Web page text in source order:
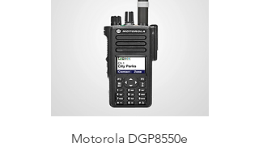
Motorola DGP8550e